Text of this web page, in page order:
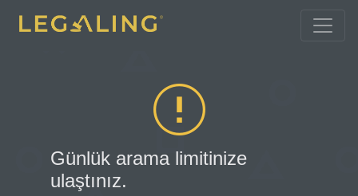
Günlük arama limitinize
ulaştınız.